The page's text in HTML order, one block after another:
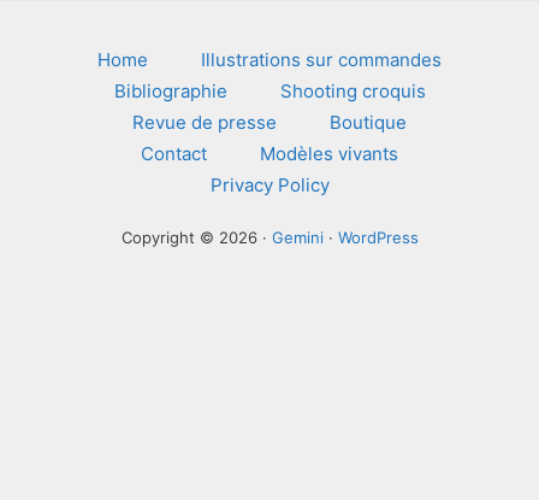
Home
Illustrations sur commandes
Bibliographie
Shooting croquis
Revue de presse
Boutique
Contact
Modèles vivants
Privacy Policy
Copyright © 2026 · Gemini· WordPress